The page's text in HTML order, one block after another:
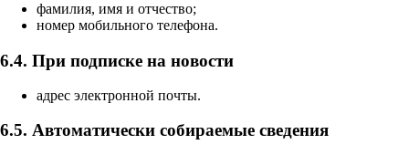
фамилия, имя и отчество;
номер мобильного телефона.
6.4. При подписке на новости
адрес электронной почты.
6.5. Автоматически собираемые сведения